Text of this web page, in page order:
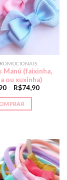
Manú (faixinha,
ou xuxinha)
– R$74,90